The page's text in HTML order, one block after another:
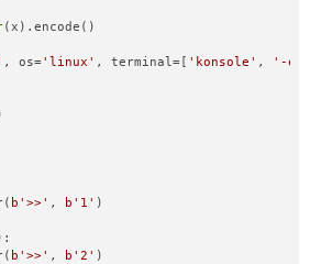
(x).encode()
, os='linux' , terminal=[ 'konsole' , '-e'
b'>>' , b'1' )
b'>>' , b'2' )